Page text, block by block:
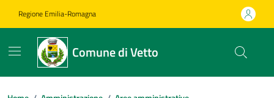
Regione Emilia-Romagna
Comune di Vetto